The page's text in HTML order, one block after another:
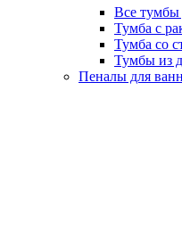
Все тумбы
Тумба с
Тумба со
Тумбы из
Пеналы для